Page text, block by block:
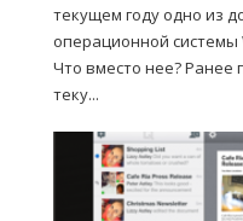
текущем году одно из
операционной системы
Что вместо нее? Ранее
теку...